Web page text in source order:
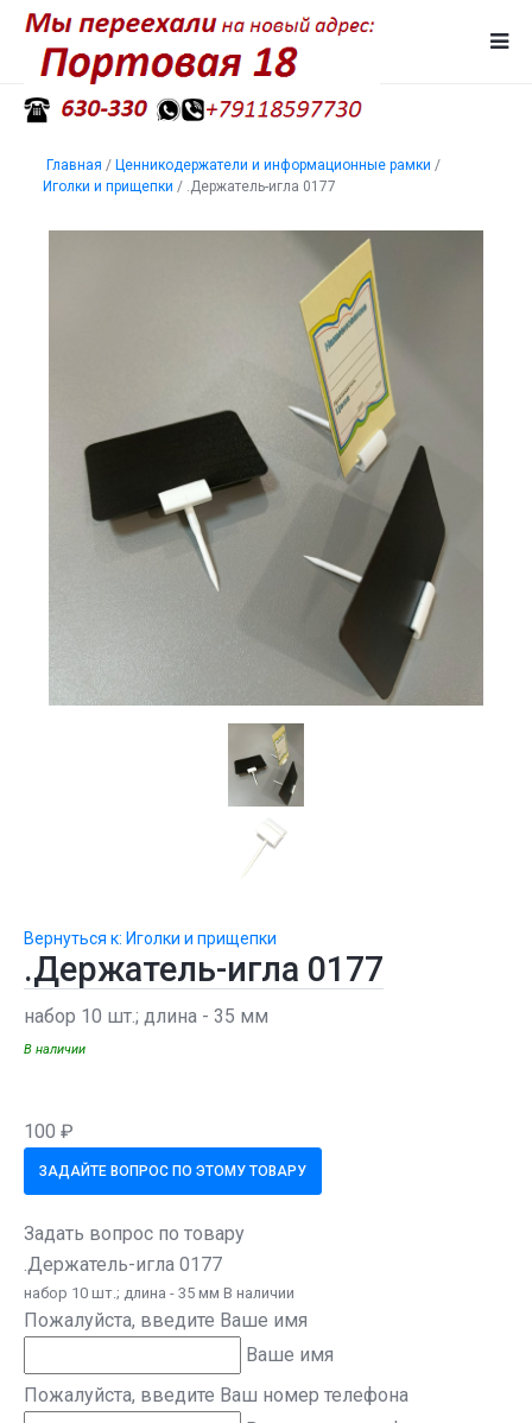
Главная / Ценникодержатели и информационные рамки /
Иголки и прищепки / .Держатель-игла 0177
Вернуться к: Иголки и прищепки
.Держатель-игла 0177
набор 10 шт.; длина - 35 мм
В наличии
100 ₽
ЗАДАЙТЕ ВОПРОС ПО ЭТОМУ ТОВАРУ
Задать вопрос по товару
.Держатель-игла 0177
набор 10 шт.; длина - 35 мм В наличии
Пожалуйста, введите Ваше имя
Ваше имя
Пожалуйста, введите Ваш номер телефона